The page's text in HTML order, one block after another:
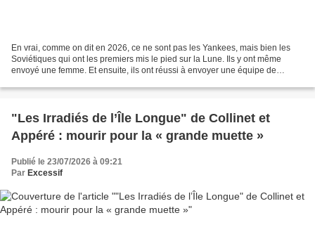
En vrai, comme on dit en 2026, ce ne sont pas les Yankees, mais bien les
Soviétiques qui ont les premiers mis le pied sur la Lune. Ils y ont même
envoyé une femme. Et ensuite, ils ont réussi à envoyer une équipe de
"Les Irradiés de l’Île Longue" de Collinet et
Appéré : mourir pour la « grande muette »
Publié le 23/07/2026 à 09:21
Par Excessif